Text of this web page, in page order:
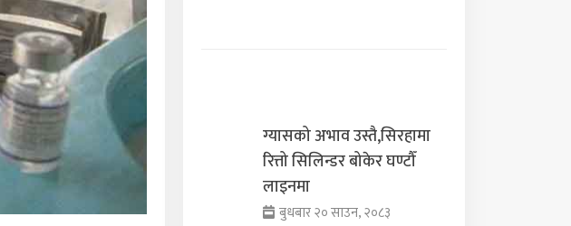
ग्यासको अभाव उस्तै,सिरहामा
रित्तो सिलिन्डर बोकेर घण्टौँ
लाइनमा
बुधबार २० साउन, २०८३